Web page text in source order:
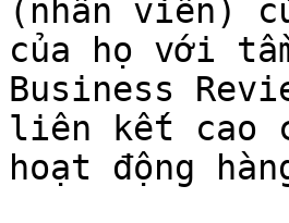
(nhân viên)
của họ với
Business
liên kết cao
hoạt động